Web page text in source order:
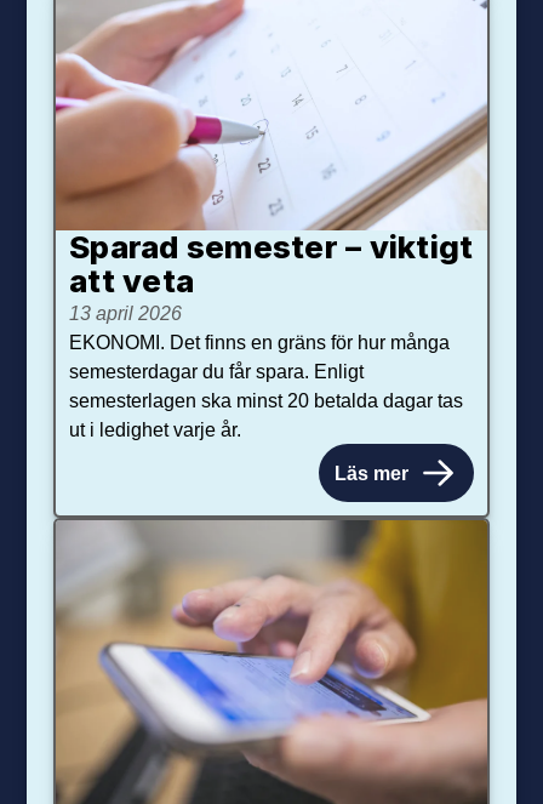
Sparad semester – viktigt
att veta
13 april 2026
EKONOMI. Det finns en gräns för hur många
semesterdagar du får spara. Enligt
semesterlagen ska minst 20 betalda dagar tas
ut i ledighet varje år.
Läs mer